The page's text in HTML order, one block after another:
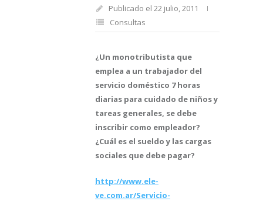
Publicado el 22 julio, 2011
Consultas
¿Un monotributista que
emplea a un trabajador del
servicio doméstico 7 horas
diarias para cuidado de niños y
tareas generales, se debe
inscribir como empleador?
¿Cuál es el sueldo y las cargas
sociales que debe pagar?
http://www.ele-
ve.com.ar/Servicio-